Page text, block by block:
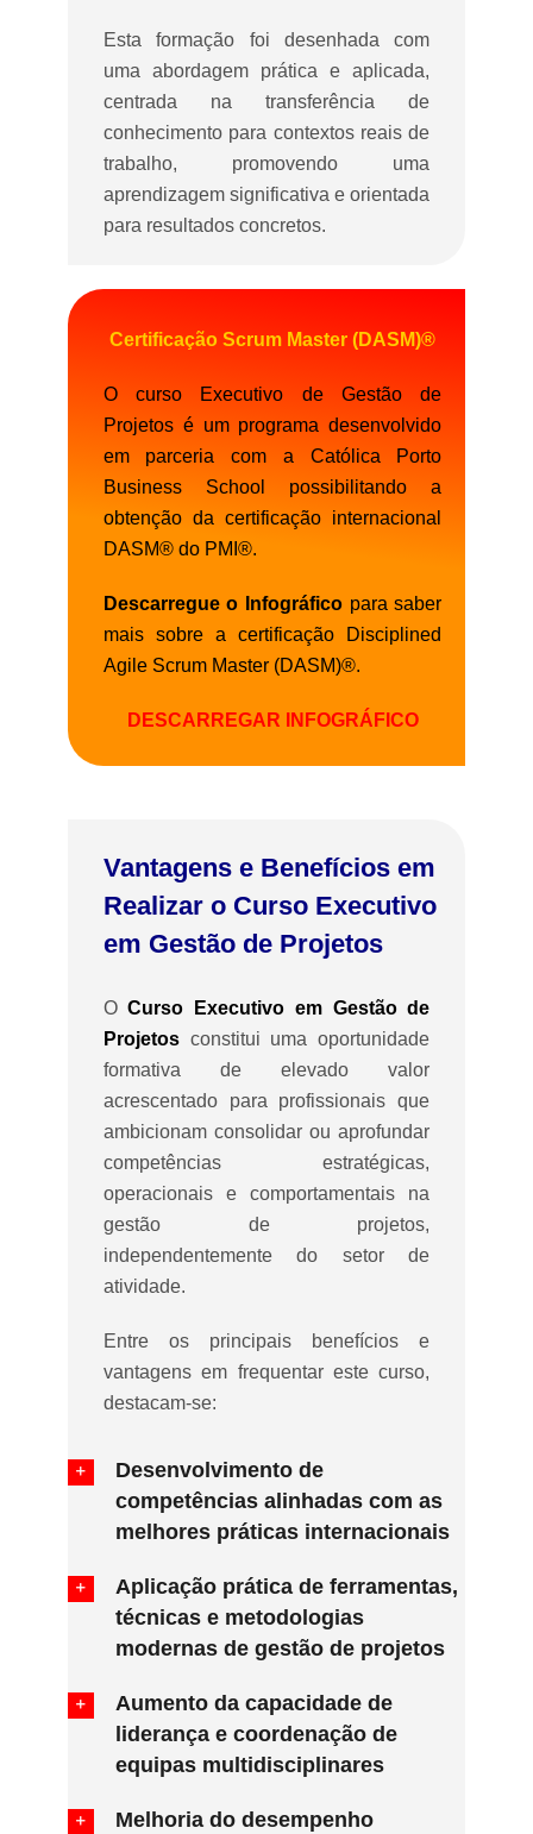
Esta formação foi desenhada com
uma abordagem prática e aplicada,
centrada na transferência de
conhecimento para contextos reais de
trabalho, promovendo uma
aprendizagem significativa e orientada
para resultados concretos.
Certificação Scrum Master (DASM)®
O curso Executivo de Gestão de
Projetos é um programa desenvolvido
em parceria com a Católica Porto
Business School possibilitando a
obtenção da certificação internacional
DASM® do PMI®.
Descarregue o Infográfico para saber
mais sobre a certificação Disciplined
Agile Scrum Master (DASM)®.
DESCARREGAR INFOGRÁFICO
Vantagens e Benefícios em
Realizar o Curso Executivo
em Gestão de Projetos
OCurso Executivo em Gestão de
Projetosconstitui uma oportunidade
formativa de elevado valor
acrescentado para profissionais que
ambicionam consolidar ou aprofundar
competências estratégicas,
operacionais e comportamentais na
gestão de projetos,
independentemente do setor de
atividade.
Entre os principais benefícios e
vantagens em frequentar este curso,
destacam-se:
Desenvolvimento de
competências alinhadas com as
melhores práticas internacionais
Aplicação prática de ferramentas,
técnicas e metodologias
modernas de gestão de projetos
Aumento da capacidade de
liderança e coordenação de
equipas multidisciplinares
Melhoria do desempenho